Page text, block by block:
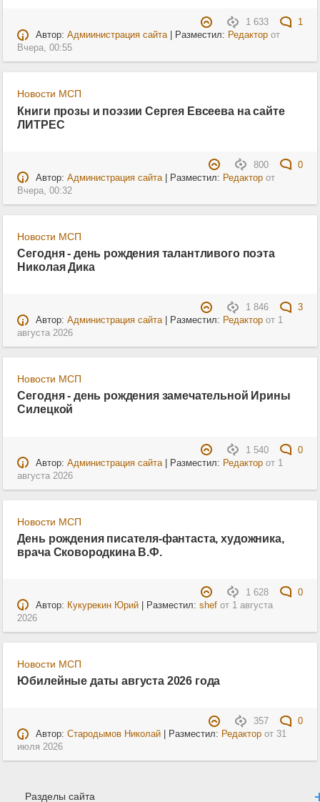
1 633
1
Автор: Адмиинистрация сайта| Разместил: Редакторот
Вчера, 00:55
Новости МСП
Книги прозы и поэзии Сергея Евсеева на сайте
ЛИТРЕС
800
0
Автор: Администрация сайта| Разместил: Редакторот
Вчера, 00:32
Новости МСП
Сегодня - день рождения талантливого поэта
Николая Дика
1 846
3
Автор: Администрация сайта| Разместил: Редакторот 1
августа 2026
Новости МСП
Сегодня - день рождения замечательной Ирины
Силецкой
1 540
0
Автор: Администрация сайта| Разместил: Редакторот 1
августа 2026
Новости МСП
День рождения писателя-фантаста, художника,
врача Сковородкина В.Ф.
1 628
0
Автор: Кукурекин Юрий| Разместил: shefот 1 августа
2026
Новости МСП
Юбилейные даты августа 2026 года
357
0
Автор: Стародымов Николай| Разместил: Редакторот 31
июля 2026
Разделы сайта